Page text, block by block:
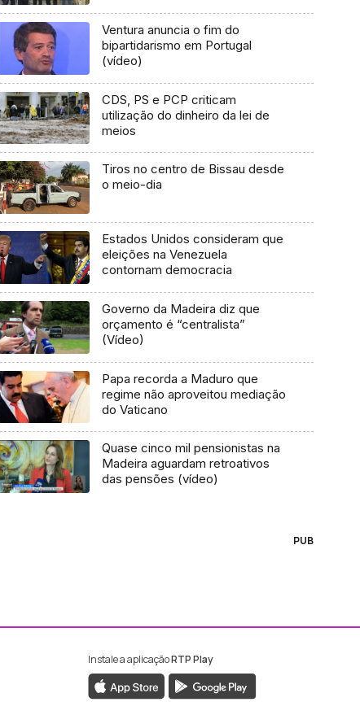
Ventura anuncia o fim do
bipartidarismo em Portugal
(vídeo)
CDS, PS e PCP criticam
utilização do dinheiro da lei de
meios
Tiros no centro de Bissau desde
o meio-dia
Estados Unidos consideram que
eleições na Venezuela
contornam democracia
Governo da Madeira diz que
orçamento é “centralista”
(Vídeo)
Papa recorda a Maduro que
regime não aproveitou mediação
do Vaticano
Quase cinco mil pensionistas na
Madeira aguardam retroativos
das pensões (vídeo)
PUB
da RTP Madeira
da RTP Madeira
Instale a aplicaçãoRTP Play